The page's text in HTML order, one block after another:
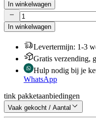
In winkelwagen
In winkelwagen
Levertermijn: 1-3
Gratis verzending,
Hulp nodig bij je
WhatsApp
tink pakketaanbiedingen
Vaak gekocht / Aantal